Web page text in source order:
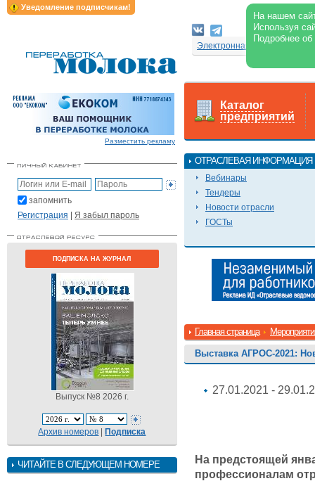
Уведомление подписчикам!
На нашем
Используя
Подробнее
Электронная версия
Разместить рекламу
запомнить
Регистрация | Я забыл пароль
ПОДПИСКА НА ЖУРНАЛ
Выпуск №8 2026 г.
Архив номеров |Подписка
ЧИТАЙТЕ В СЛЕДУЮЩЕМ НОМЕРЕ
Каталог
предприятий
ОТРАСЛЕВАЯ ИНФОРМАЦИЯ
Вебинары
Тендеры
Новости отрасли
ГОСТы
Главная страница
Выставка АГРОС-2021:
27.01.2021 -
На предстоящей
профессионалам